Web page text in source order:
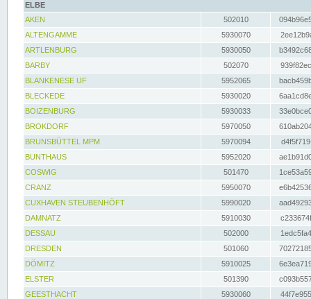
ELBE
AKEN
502010
ALTENGAMME
5930070
ARTLENBURG
5930050
BARBY
502070
BLANKENESE UF
5952065
BLECKEDE
5930020
BOIZENBURG
5930033
BROKDORF
5970050
BRUNSBÜTTEL MPM
5970094
BUNTHAUS
5952020
COSWIG
501470
CRANZ
5950070
CUXHAVEN STEUBENHÖFT
5990020
DAMNATZ
5910030
DESSAU
502000
DRESDEN
501060
DÖMITZ
5910025
ELSTER
501390
GEESTHACHT
5930060